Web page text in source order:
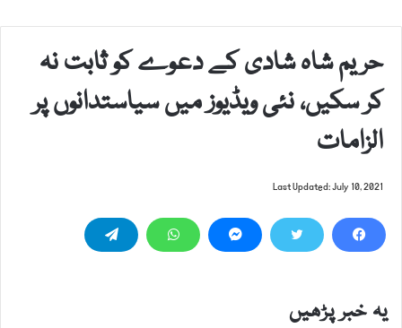
حریم شاہ شادی کے دعوے کو ثابت نہ
کر سکیں، نئی ویڈیوز میں سیاستدانوں پر
الزامات
Last Updated: July 10, 2021
یہ خبر پڑھیں